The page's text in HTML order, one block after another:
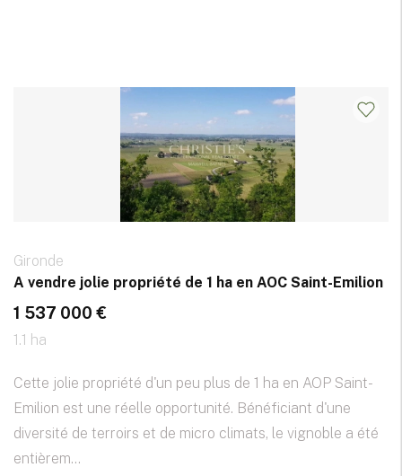
Gironde
A vendre jolie propriété de 1 ha en AOC Saint-Emilion
1 537 000 €
1.1 ha
Cette jolie propriété d'un peu plus de 1 ha en AOP Saint-
Emilion est une réelle opportunité. Bénéficiant d'une
diversité de terroirs et de micro climats, le vignoble a été
entièrem...